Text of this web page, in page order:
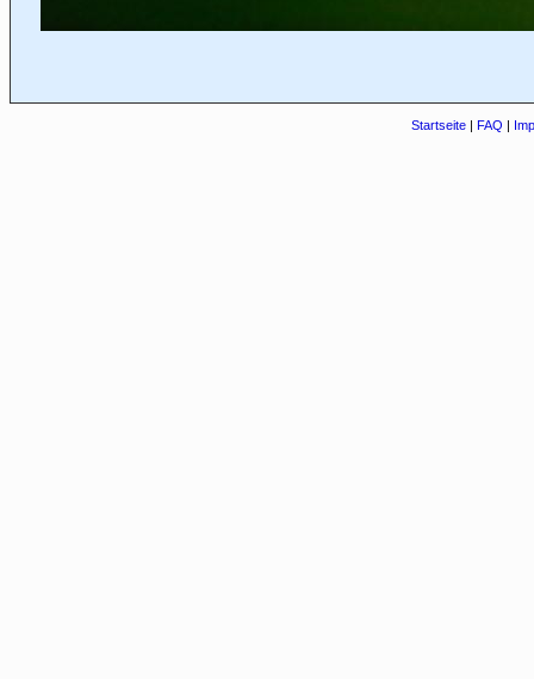
Startseite |FAQ |